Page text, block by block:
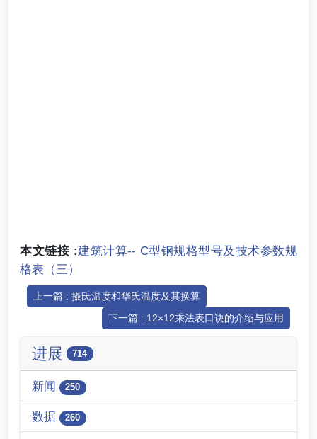
本文链接 :建筑计算-- C型钢规格型号及技术参数规
格表（三）
上一篇 : 摄氏温度和华氏温度及其换算
下一篇 : 12×12乘法表口诀的介绍与应用
进展 714
新闻 250
数据 260